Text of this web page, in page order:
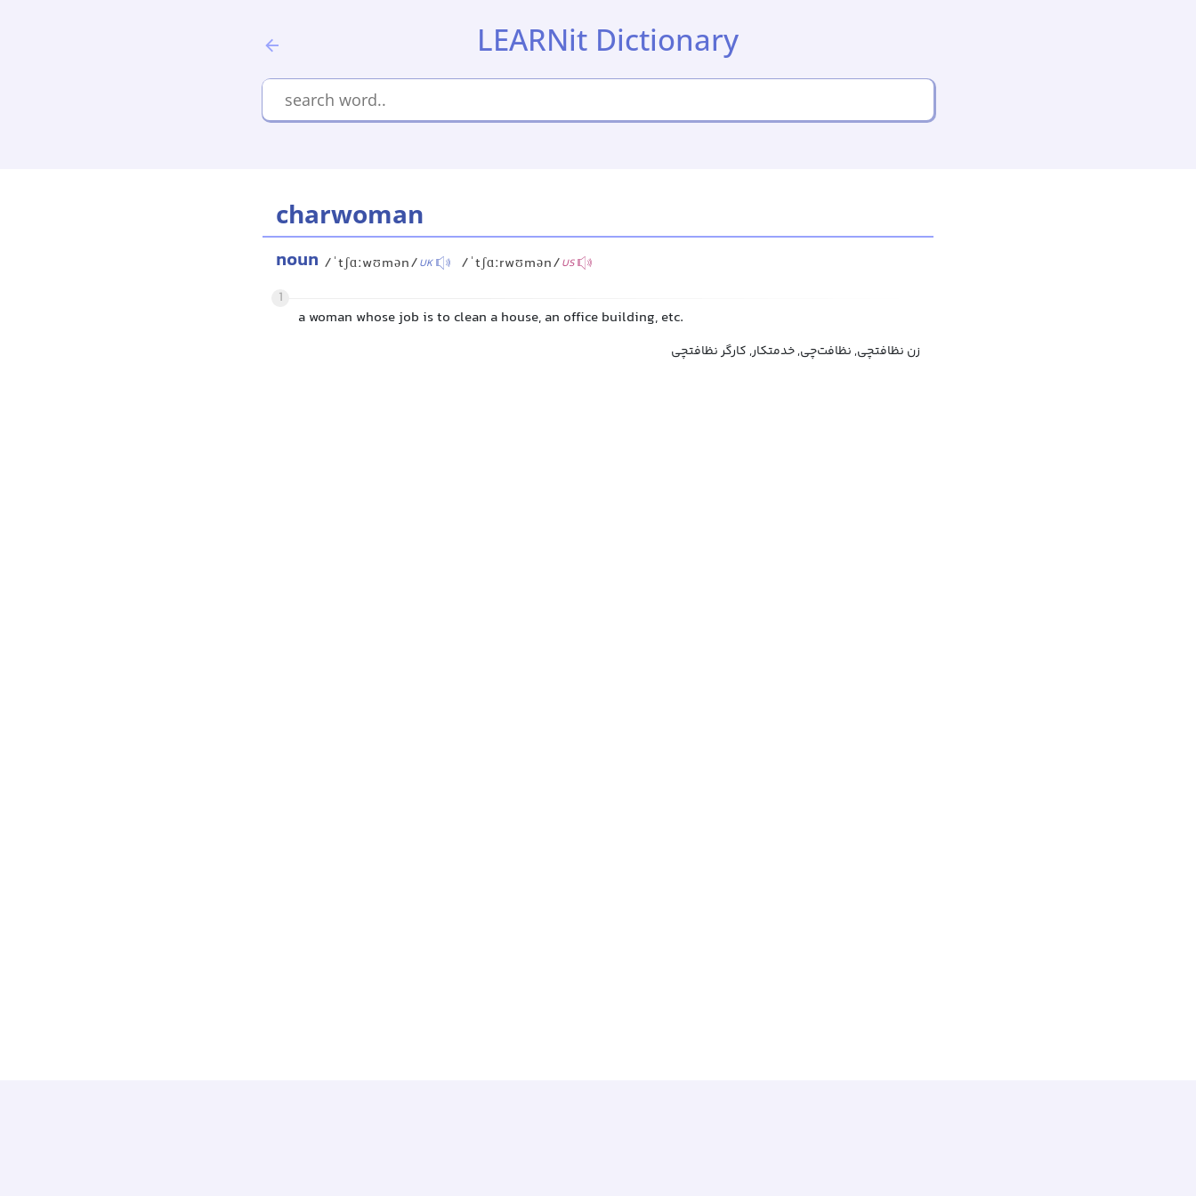
LEARNit Dictionary
charwoman
noun /ˈtʃɑːwʊmən/UK /ˈtʃɑːrwʊmən/US
1
a woman whose job is to clean a house, an office building, etc.
زن نظافتچی, نظافت‌چی, خدمتکار, کارگر نظافتچی